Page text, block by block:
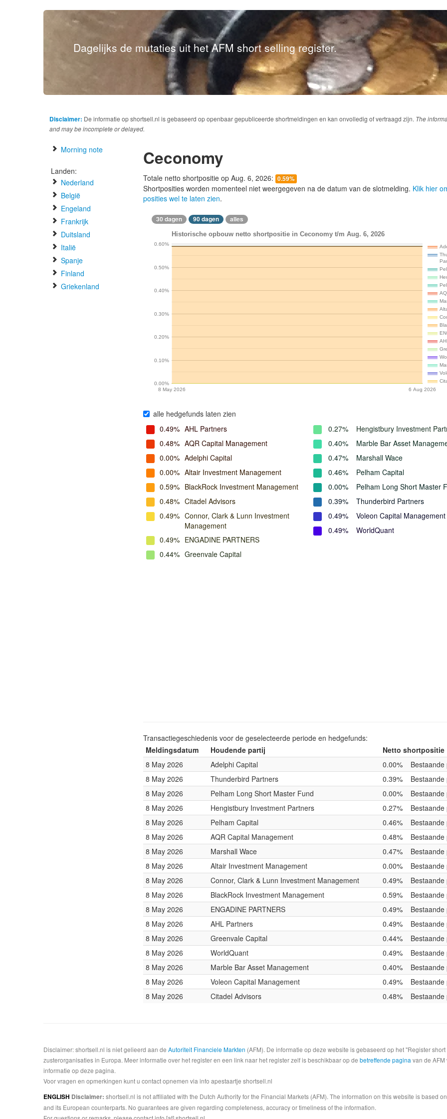
Dagelijks de mutaties uit het AFM short selling register.
Disclaimer: De informatie op shortsell.nl is gebaseerd op openbaar gepubliceerde shortmeldingen en kan onvolledig of vertraagd zijn. The
and may be incomplete or delayed.
Morning note
Landen:
Nederland
België
Engeland
Frankrijk
Duitsland
Italië
Spanje
Finland
Griekenland
Ceconomy
Totale netto shortpositie op Aug. 6, 2026: 0.59%
Shortposities worden momenteel niet weergegeven na de datum van de slotmelding. Klik hier
posities wel te laten zien.
30 dagen 90 dagen alles
Historische opbouw netto shortpositie in Ceconomy t/m Aug. 6, 2026
8 May 2026
6 Aug 2026
0.00%
0.10%
0.20%
0.30%
0.40%
0.50%
0.60%
alle hedgefunds laten zien
0.49% AHL Partners
0.48% AQR Capital Management
0.00% Adelphi Capital
0.00% Altair Investment Management
0.59% BlackRock Investment Management
0.48% Citadel Advisors
0.49% Connor, Clark & Lunn Investment
Management
0.49% ENGADINE PARTNERS
0.44% Greenvale Capital
0.27%
Hengistbury Investment
0.40%
Marble Bar Asset
0.47%
Marshall Wace
0.46%
Pelham Capital
0.00%
Pelham Long Short Master
0.39%
Thunderbird Partners
0.49%
Voleon Capital Management
0.49%
WorldQuant
Transactiegeschiedenis voor de geselecteerde periode en hedgefunds:
Meldingsdatum
Houdende partij
Netto shortpositie
8 May 2026
Adelphi Capital 0.00%
Bestaande
8 May 2026
Thunderbird Partners 0.39%
Bestaande
8 May 2026
Pelham Long Short Master Fund 0.00%
Bestaande
8 May 2026
Hengistbury Investment Partners 0.27%
Bestaande
8 May 2026
Pelham Capital 0.46%
Bestaande
8 May 2026
AQR Capital Management 0.48%
Bestaande
8 May 2026
Marshall Wace 0.47%
Bestaande
8 May 2026
Altair Investment Management 0.00%
Bestaande
8 May 2026
Connor, Clark & Lunn Investment Management 0.49%
Bestaande
8 May 2026
BlackRock Investment Management 0.59%
Bestaande
8 May 2026
ENGADINE PARTNERS 0.49%
Bestaande
8 May 2026
AHL Partners 0.49%
Bestaande
8 May 2026
Greenvale Capital 0.44%
Bestaande
8 May 2026
WorldQuant 0.49%
Bestaande
8 May 2026
Marble Bar Asset Management 0.40%
Bestaande
8 May 2026
Voleon Capital Management 0.49%
Bestaande
8 May 2026
Citadel Advisors 0.48% Bestaande
Disclaimer: shortsell.nl is niet gelieerd aan de Autoriteit Financiele Markten (AFM). De informatie op deze website is gebaseerd op het "Register
zusterorganisaties in Europa. Meer informatie over het register en een link naar het register zelf is beschikbaar op de betreffende pagina van de
informatie op deze pagina.
Voor vragen en opmerkingen kunt u contact opnemen via info apestaartje shortsell.nl
ENGLISH Disclaimer: shortsell.nl is not affiliated with the Dutch Authority for the Financial Markets (AFM). The information on this website is based
and its European counterparts. No guarantees are given regarding completeness, accuracy or timeliness of the information.